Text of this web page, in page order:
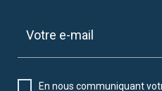
En nous communiquant